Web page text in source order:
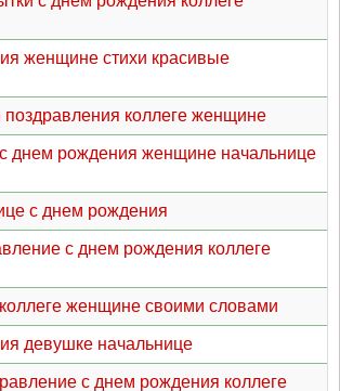
женщине стихи красивые
коллеге женщине
днем рождения женщине начальнице
с днем рождения
с днем рождения коллеге
женщине своими словами
девушке начальнице
с днем рождения коллеге